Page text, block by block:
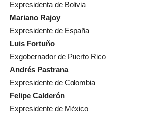
Mariano Rajoy
Expresidente de España
Luis Fortuño
Exgobernador de Puerto Rico
Andrés Pastrana
Expresidente de Colombia
Felipe Calderón
Expresidente de México
Vicente Fox